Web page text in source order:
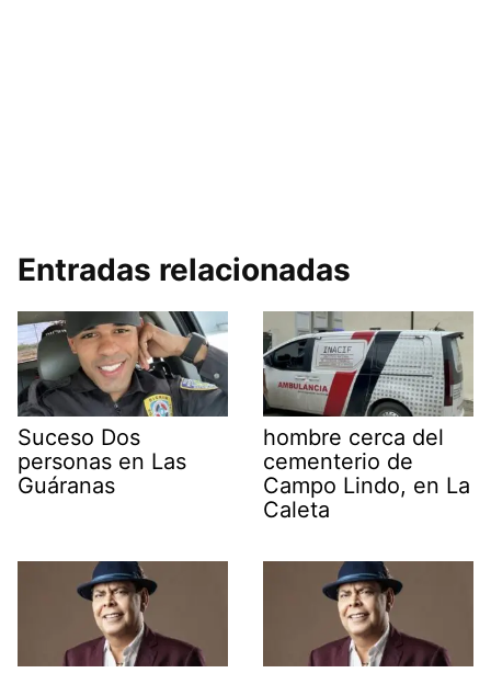
Entradas relacionadas
Suceso Dos
personas en Las
Guáranas
hombre cerca del
cementerio de
Campo Lindo, en La
Caleta